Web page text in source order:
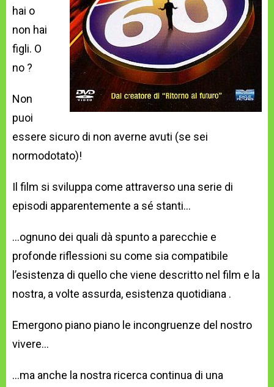
hai o
non hai
figli. O
no ?
Non
puoi
essere sicuro di non averne avuti (se sei
normodotato)!
Il film si sviluppa come attraverso una serie di
episodi apparentemente a sé stanti…
…ognuno dei quali dà spunto a parecchie e
profonde riflessioni su come sia compatibile
l’esistenza di quello che viene descritto nel film e la
nostra, a volte assurda, esistenza quotidiana .
Emergono piano piano le incongruenze del nostro
vivere…
…ma anche la nostra ricerca continua di una